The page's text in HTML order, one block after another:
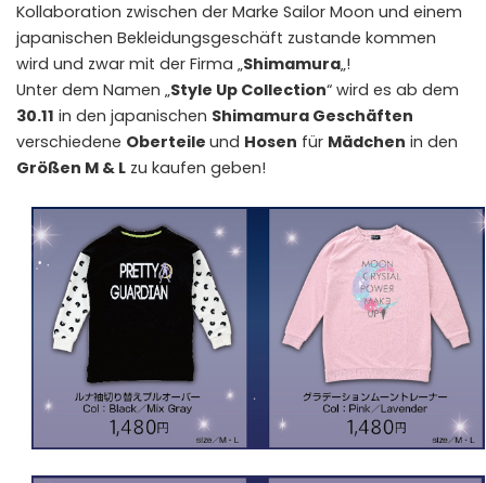
Kollaboration zwischen der Marke Sailor Moon und einem
japanischen Bekleidungsgeschäft zustande kommen
wird und zwar mit der Firma „Shimamura„!
Unter dem Namen „Style Up Collection“ wird es ab dem
30.11 in den japanischen Shimamura Geschäften
verschiedene Oberteile und Hosen für Mädchen in den
Größen M & L zu kaufen geben!